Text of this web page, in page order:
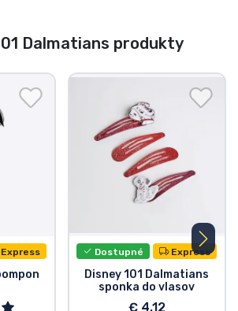
Dalmatians produkty
Dostupné Express
Disney 101 Dalmatians
sponka do vlasov
€ 4.12